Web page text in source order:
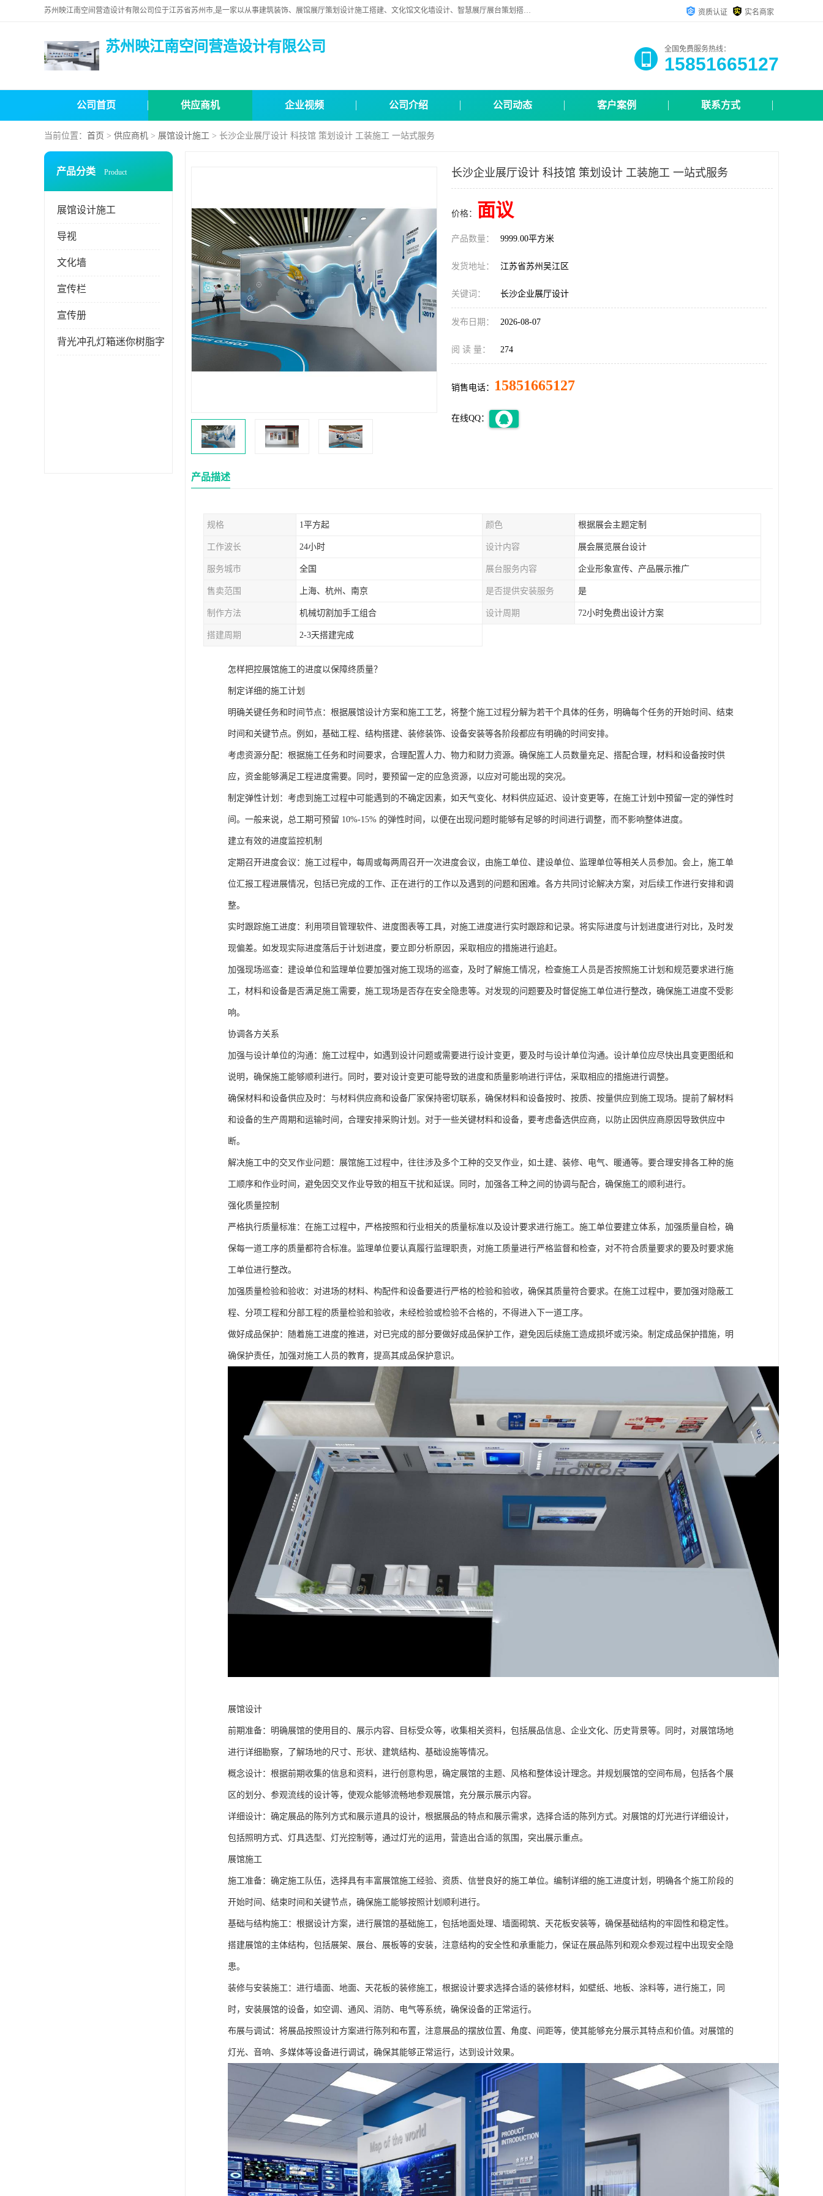
苏州映江南空间营造设计有限公司位于江苏省苏州市,是一家以从事建筑装饰、展馆展厅策划设计施工搭建、文化馆文化墙设计、智慧展厅展台策划搭建和其他建筑装饰装修业为主的企业。 资质认证 实名商家
苏州映江南空间营造设计有限公司 全国免费服务热线：
15851665127
公司首页 供应商机 企业视频 公司介绍 公司动态 客户案例 联系方式
当前位置： 首页 > 供应商机 > 展馆设计施工 > 长沙企业展厅设计 科技馆 策划设计 工装施工 一站式服务
产品分类 Product
展馆设计施工
导视
文化墙
宣传栏
宣传册
背光冲孔灯箱迷你树脂字
长沙企业展厅设计 科技馆 策划设计 工装施工 一站式服务
价格： 面议
产品数量： 9999.00平方米
发货地址： 江苏省苏州吴江区
关键词： 长沙企业展厅设计
发布日期： 2026-08-07
阅 读 量： 274
销售电话： 15851665127
在线QQ：
产品描述
规格 1平方起 颜色 根据展会主题定制
工作波长 24小时 设计内容 展会展览展台设计
服务城市 全国 展台服务内容 企业形象宣传、产品展示推广
售卖范围 上海、杭州、南京 是否提供安装服务 是
制作方法 机械切割加手工组合 设计周期 72小时免费出设计方案
搭建周期 2-3天搭建完成
怎样把控展馆施工的进度以保障终质量？
制定详细的施工计划
明确关键任务和时间节点：根据展馆设计方案和施工工艺，将整个施工过程分解为若干个具体的任务，明确每个任务的开始时间、结束
时间和关键节点。例如，基础工程、结构搭建、装修装饰、设备安装等各阶段都应有明确的时间安排。
考虑资源分配：根据施工任务和时间要求，合理配置人力、物力和财力资源。确保施工人员数量充足、搭配合理，材料和设备按时供
应，资金能够满足工程进度需要。同时，要预留一定的应急资源，以应对可能出现的突况。
制定弹性计划：考虑到施工过程中可能遇到的不确定因素，如天气变化、材料供应延迟、设计变更等，在施工计划中预留一定的弹性时
间。一般来说，总工期可预留 10%-15% 的弹性时间，以便在出现问题时能够有足够的时间进行调整，而不影响整体进度。
建立有效的进度监控机制
定期召开进度会议：施工过程中，每周或每两周召开一次进度会议，由施工单位、建设单位、监理单位等相关人员参加。会上，施工单
位汇报工程进展情况，包括已完成的工作、正在进行的工作以及遇到的问题和困难。各方共同讨论解决方案，对后续工作进行安排和调
整。
实时跟踪施工进度：利用项目管理软件、进度图表等工具，对施工进度进行实时跟踪和记录。将实际进度与计划进度进行对比，及时发
现偏差。如发现实际进度落后于计划进度，要立即分析原因，采取相应的措施进行追赶。
加强现场巡查：建设单位和监理单位要加强对施工现场的巡查，及时了解施工情况，检查施工人员是否按照施工计划和规范要求进行施
工，材料和设备是否满足施工需要，施工现场是否存在安全隐患等。对发现的问题要及时督促施工单位进行整改，确保施工进度不受影
响。
协调各方关系
加强与设计单位的沟通：施工过程中，如遇到设计问题或需要进行设计变更，要及时与设计单位沟通。设计单位应尽快出具变更图纸和
说明，确保施工能够顺利进行。同时，要对设计变更可能导致的进度和质量影响进行评估，采取相应的措施进行调整。
确保材料和设备供应及时：与材料供应商和设备厂家保持密切联系，确保材料和设备按时、按质、按量供应到施工现场。提前了解材料
和设备的生产周期和运输时间，合理安排采购计划。对于一些关键材料和设备，要考虑备选供应商，以防止因供应商原因导致供应中
断。
解决施工中的交叉作业问题：展馆施工过程中，往往涉及多个工种的交叉作业，如土建、装修、电气、暖通等。要合理安排各工种的施
工顺序和作业时间，避免因交叉作业导致的相互干扰和延误。同时，加强各工种之间的协调与配合，确保施工的顺利进行。
强化质量控制
严格执行质量标准：在施工过程中，严格按照和行业相关的质量标准以及设计要求进行施工。施工单位要建立体系，加强质量自检，确
保每一道工序的质量都符合标准。监理单位要认真履行监理职责，对施工质量进行严格监督和检查，对不符合质量要求的要及时要求施
工单位进行整改。
加强质量检验和验收：对进场的材料、构配件和设备要进行严格的检验和验收，确保其质量符合要求。在施工过程中，要加强对隐蔽工
程、分项工程和分部工程的质量检验和验收，未经检验或检验不合格的，不得进入下一道工序。
做好成品保护：随着施工进度的推进，对已完成的部分要做好成品保护工作，避免因后续施工造成损坏或污染。制定成品保护措施，明
确保护责任，加强对施工人员的教育，提高其成品保护意识。
展馆设计
前期准备：明确展馆的使用目的、展示内容、目标受众等，收集相关资料，包括展品信息、企业文化、历史背景等。同时，对展馆场地
进行详细勘察，了解场地的尺寸、形状、建筑结构、基础设施等情况。
概念设计：根据前期收集的信息和资料，进行创意构思，确定展馆的主题、风格和整体设计理念。并规划展馆的空间布局，包括各个展
区的划分、参观流线的设计等，使观众能够流畅地参观展馆，充分展示展示内容。
详细设计：确定展品的陈列方式和展示道具的设计，根据展品的特点和展示需求，选择合适的陈列方式。对展馆的灯光进行详细设计，
包括照明方式、灯具选型、灯光控制等，通过灯光的运用，营造出合适的氛围，突出展示重点。
展馆施工
施工准备：确定施工队伍，选择具有丰富展馆施工经验、资质、信誉良好的施工单位。编制详细的施工进度计划，明确各个施工阶段的
开始时间、结束时间和关键节点，确保施工能够按照计划顺利进行。
基础与结构施工：根据设计方案，进行展馆的基础施工，包括地面处理、墙面砌筑、天花板安装等，确保基础结构的牢固性和稳定性。
搭建展馆的主体结构，包括展架、展台、展板等的安装，注意结构的安全性和承重能力，保证在展品陈列和观众参观过程中出现安全隐
患。
装修与安装施工：进行墙面、地面、天花板的装修施工，根据设计要求选择合适的装修材料，如壁纸、地板、涂料等，进行施工，同
时，安装展馆的设备，如空调、通风、消防、电气等系统，确保设备的正常运行。
布展与调试：将展品按照设计方案进行陈列和布置，注意展品的摆放位置、角度、间距等，使其能够充分展示其特点和价值。对展馆的
灯光、音响、多媒体等设备进行调试，确保其能够正常运行，达到设计效果。